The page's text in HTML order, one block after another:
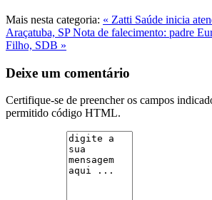
Mais nesta categoria: « Zatti Saúde inicia
Araçatuba, SPNota de falecimento: padre
Filho, SDB »
Deixe um comentário
Certifique-se de preencher os campos
permitido código HTML.